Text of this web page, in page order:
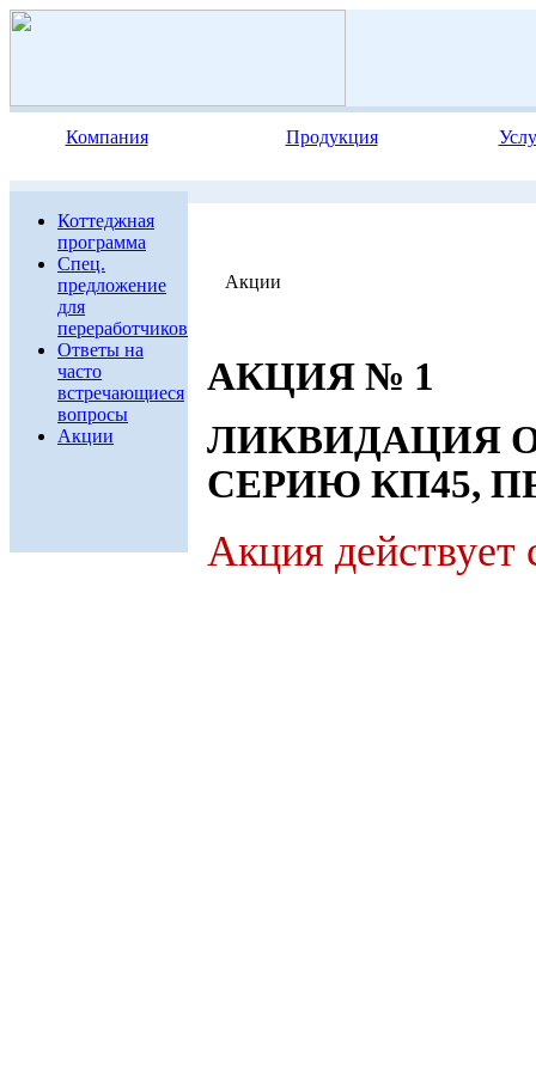
Компания Продукция
Коттеджная
программа
Спец.
предложение
для
переработчиков
Ответы на
часто
встречающиеся
вопросы
Акции
Акции
АКЦИЯ № 1
ЛИКВИДАЦИЯ
СЕРИЮ КП45,
Акция действует